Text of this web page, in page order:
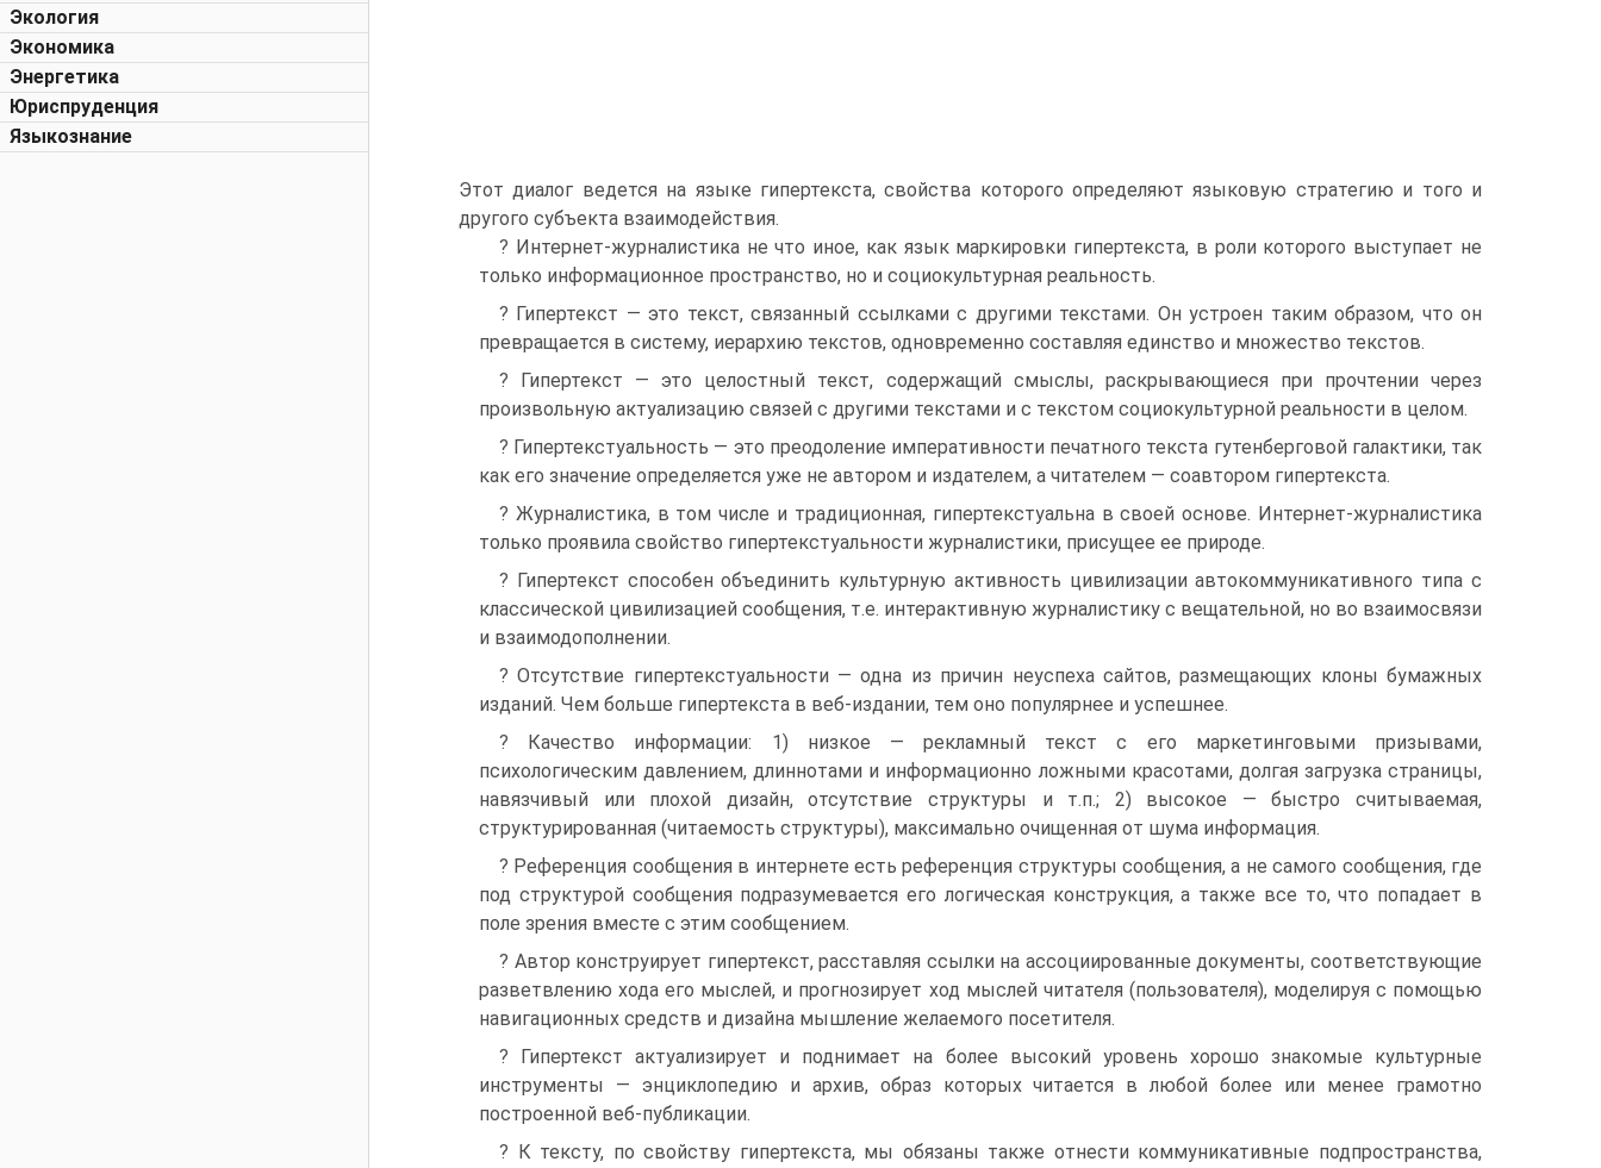
Экология
Экономика
Энергетика
Юриспруденция
Языкознание
Этот диалог ведется на языке гипертекста, свойства которого определяют языковую стратегию и того и
другого субъекта взаимодействия.
? Интернет-журналистика не что иное, как язык маркировки гипертекста, в роли которого выступает не
только информационное пространство, но и социокультурная реальность.
? Гипертекст — это текст, связанный ссылками с другими текстами. Он устроен таким образом, что он
превращается в систему, иерархию текстов, одновременно составляя единство и множество текстов.
? Гипертекст — это целостный текст, содержащий смыслы, раскрывающиеся при прочтении через
произвольную актуализацию связей с другими текстами и с текстом социокультурной реальности в целом.
? Гипертекстуальность — это преодоление императивности печатного текста гутенберговой галактики, так
как его значение определяется уже не автором и издателем, а читателем — соавтором гипертекста.
? Журналистика, в том числе и традиционная, гипертекстуальна в своей основе. Интернет-журналистика
только проявила свойство гипертекстуальности журналистики, присущее ее природе.
? Гипертекст способен объединить культурную активность цивилизации автокоммуникативного типа с
классической циви­лизацией сообщения, т.е. интерактивную журналистику с вещательной, но во взаимосвязи
и взаимодополнении.
? Отсутствие гипертекстуальности — одна из причин неуспеха сайтов, размещающих клоны бумажных
изданий. Чем больше гипертекста в веб-издании, тем оно популярнее и успешнее.
? Качество информации: 1) низкое — рекламный текст с его маркетинговыми призывами,
психологическим давлением, длиннотами и информационно ложными красотами, долгая загрузка страницы,
навязчивый или плохой дизайн, отсутствие структуры и т.п.; 2) высокое — быстро считываемая,
структурированная (читаемость структуры), максимально очищенная от шума информация.
? Референция сообщения в интернете есть референция структуры сообщения, а не самого сообщения, где
под структурой сообщения подразумевается его логическая конструкция, а также все то, что попадает в
поле зрения вместе с этим сообщением.
? Автор конструирует гипертекст, расставляя ссылки на ассоциированные документы, соответствующие
разветвлению хода его мыслей, и прогнозирует ход мыслей читателя (пользователя), моделируя с помощью
навигационных средств и дизайна мышление желаемого посетителя.
? Гипертекст актуализирует и поднимает на более высокий уровень хорошо знакомые культурные
инструменты — энциклопедию и архив, образ которых читается в любой более или менее грамотно
построенной веб-публикации.
? К тексту, по свойству гипертекста, мы обязаны также отнести коммуникативные подпространства,